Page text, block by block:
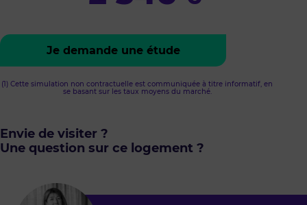
Je demande une étude
(1) Cette simulation non contractuelle est communiquée à titre informatif, en
se basant sur les taux moyens du marché.
Envie de visiter ?
Une question sur ce logement ?